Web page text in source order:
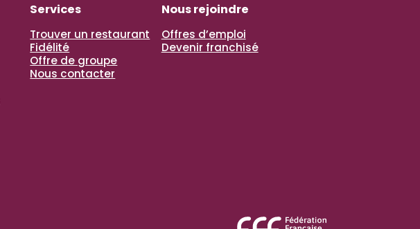
Services
Trouver un restaurant
Fidélité
Offre de groupe
Nous contacter
Nous rejoindre
Offres d’emploi
Devenir franchisé